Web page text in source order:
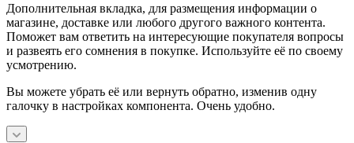
Дополнительная вкладка, для размещения информации о
магазине, доставке или любого другого важного контента.
Поможет вам ответить на интересующие покупателя вопросы
и развеять его сомнения в покупке. Используйте её по своему
усмотрению.
Вы можете убрать её или вернуть обратно, изменив одну
галочку в настройках компонента. Очень удобно.